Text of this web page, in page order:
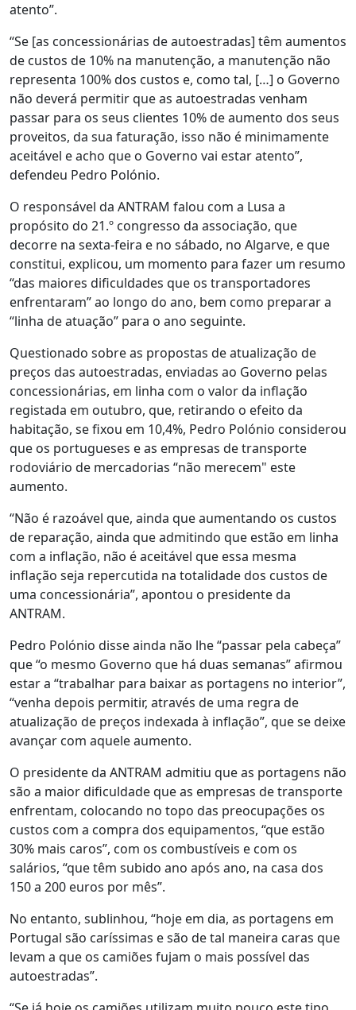
atento”.
“Se [as concessionárias de autoestradas] têm aumentos
de custos de 10% na manutenção, a manutenção não
representa 100% dos custos e, como tal, […] o Governo
não deverá permitir que as autoestradas venham
passar para os seus clientes 10% de aumento dos seus
proveitos, da sua faturação, isso não é minimamente
aceitável e acho que o Governo vai estar atento”,
defendeu Pedro Polónio.
O responsável da ANTRAM falou com a Lusa a
propósito do 21.º congresso da associação, que
decorre na sexta-feira e no sábado, no Algarve, e que
constitui, explicou, um momento para fazer um resumo
“das maiores dificuldades que os transportadores
enfrentaram” ao longo do ano, bem como preparar a
“linha de atuação” para o ano seguinte.
Questionado sobre as propostas de atualização de
preços das autoestradas, enviadas ao Governo pelas
concessionárias, em linha com o valor da inflação
registada em outubro, que, retirando o efeito da
habitação, se fixou em 10,4%, Pedro Polónio considerou
que os portugueses e as empresas de transporte
rodoviário de mercadorias “não merecem" este
aumento.
“Não é razoável que, ainda que aumentando os custos
de reparação, ainda que admitindo que estão em linha
com a inflação, não é aceitável que essa mesma
inflação seja repercutida na totalidade dos custos de
uma concessionária”, apontou o presidente da
ANTRAM.
Pedro Polónio disse ainda não lhe “passar pela cabeça”
que “o mesmo Governo que há duas semanas” afirmou
estar a “trabalhar para baixar as portagens no interior”,
“venha depois permitir, através de uma regra de
atualização de preços indexada à inflação”, que se deixe
avançar com aquele aumento.
O presidente da ANTRAM admitiu que as portagens não
são a maior dificuldade que as empresas de transporte
enfrentam, colocando no topo das preocupações os
custos com a compra dos equipamentos, “que estão
30% mais caros”, com os combustíveis e com os
salários, “que têm subido ano após ano, na casa dos
150 a 200 euros por mês”.
No entanto, sublinhou, “hoje em dia, as portagens em
Portugal são caríssimas e são de tal maneira caras que
levam a que os camiões fujam o mais possível das
autoestradas”.